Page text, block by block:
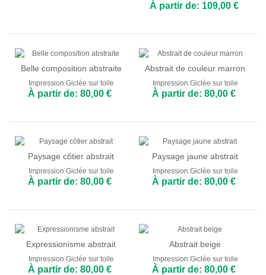
À partir de: 109,00 €
Belle composition abstraite
Impression Giclée sur toile
À partir de: 80,00 €
Abstrait de couleur marron
Impression Giclée sur toile
À partir de: 80,00 €
Paysage côtier abstrait
Impression Giclée sur toile
À partir de: 80,00 €
Paysage jaune abstrait
Impression Giclée sur toile
À partir de: 80,00 €
Expressionisme abstrait
Impression Giclée sur toile
À partir de: 80,00 €
Abstrait beige
Impression Giclée sur toile
À partir de: 80,00 €